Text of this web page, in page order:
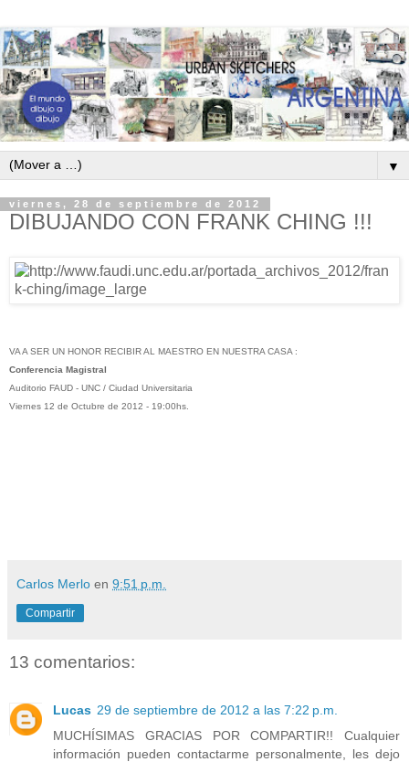
▼
viernes, 28 de septiembre de 2012
DIBUJANDO CON FRANK CHING !!!
VA A SER UN HONOR RECIBIR AL MAESTRO EN NUESTRA CASA :
Conferencia Magistral
Auditorio FAUD - UNC / Ciudad Universitaria
Viernes 12 de Octubre de 2012 - 19:00hs.
Carlos Merlo en 9:51 p.m.
Compartir
13 comentarios:
Lucas 29 de septiembre de 2012 a las 7:22 p.m.
MUCHÍSIMAS GRACIAS POR COMPARTIR!! Cualquier
información pueden contactarme personalmente, les dejo